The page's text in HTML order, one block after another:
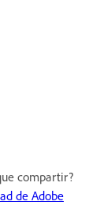
compartir?
de Adobe